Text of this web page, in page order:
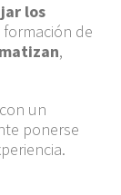
los
de
,
un
ponerse